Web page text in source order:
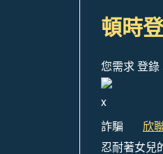
頓時
您需求 登
x
詐騙 欣
忍耐著女兒